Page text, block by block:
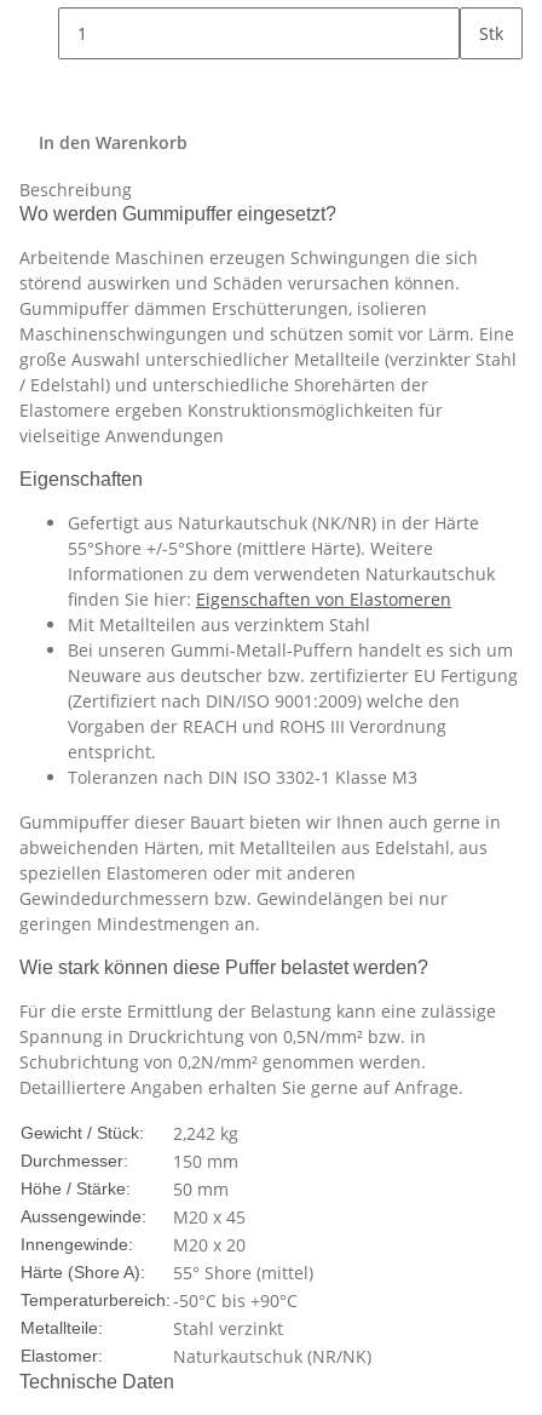
Stk
In den Warenkorb
Beschreibung
Wo werden Gummipuffer eingesetzt?
Arbeitende Maschinen erzeugen Schwingungen die sich
störend auswirken und Schäden verursachen können.
Gummipuffer dämmen Erschütterungen, isolieren
Maschinenschwingungen und schützen somit vor Lärm. Eine
große Auswahl unterschiedlicher Metallteile (verzinkter Stahl
/ Edelstahl) und unterschiedliche Shorehärten der
Elastomere ergeben Konstruktionsmöglichkeiten für
vielseitige Anwendungen
Eigenschaften
Gefertigt aus Naturkautschuk (NK/NR) in der Härte
55°Shore +/-5°Shore (mittlere Härte). Weitere
Informationen zu dem verwendeten Naturkautschuk
finden Sie hier: Eigenschaften von Elastomeren
Mit Metallteilen aus verzinktem Stahl
Bei unseren Gummi-Metall-Puffern handelt es sich um
Neuware aus deutscher bzw. zertifizierter EU Fertigung
(Zertifiziert nach DIN/ISO 9001:2009) welche den
Vorgaben der REACH und ROHS III Verordnung
entspricht.
Toleranzen nach DIN ISO 3302-1 Klasse M3
Gummipuffer dieser Bauart bieten wir Ihnen auch gerne in
abweichenden Härten, mit Metallteilen aus Edelstahl, aus
speziellen Elastomeren oder mit anderen
Gewindedurchmessern bzw. Gewindelängen bei nur
geringen Mindestmengen an.
Wie stark können diese Puffer belastet werden?
Für die erste Ermittlung der Belastung kann eine zulässige
Spannung in Druckrichtung von 0,5N/mm² bzw. in
Schubrichtung von 0,2N/mm² genommen werden.
Detailliertere Angaben erhalten Sie gerne auf Anfrage.
Technische Daten
Gewicht / Stück: 2,242 kg
Durchmesser: 150 mm
Höhe / Stärke: 50 mm
Aussengewinde: M20 x 45
Innengewinde: M20 x 20
Härte (Shore A): 55° Shore (mittel)
Temperaturbereich:-50°C bis +90°C
Metallteile: Stahl verzinkt
Elastomer: Naturkautschuk (NR/NK)